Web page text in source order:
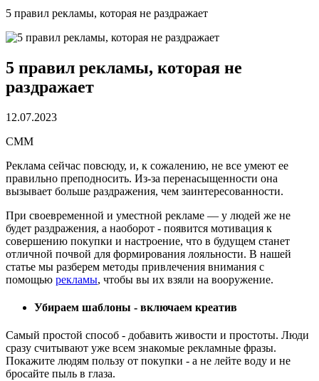
5 правил рекламы, которая не раздражает
5 правил рекламы, которая не
раздражает
12.07.2023
СММ
Реклама сейчас повсюду, и, к сожалению, не все умеют ее
правильно преподносить. Из-за перенасыщенности она
вызывает больше раздражения, чем заинтересованности.
При своевременной и уместной рекламе — у людей же не
будет раздражения, а наоборот - появится мотивация к
совершению покупки и настроение, что в будущем станет
отличной почвой для формирования лояльности. В нашей
статье мы разберем методы привлечения внимания с
помощью рекламы, чтобы вы их взяли на вооружение.
Убираем шаблоны - включаем креатив
Самый простой способ - добавить живости и простоты. Люди
сразу считывают уже всем знакомые рекламные фразы.
Покажите людям пользу от покупки - а не лейте воду и не
бросайте пыль в глаза.